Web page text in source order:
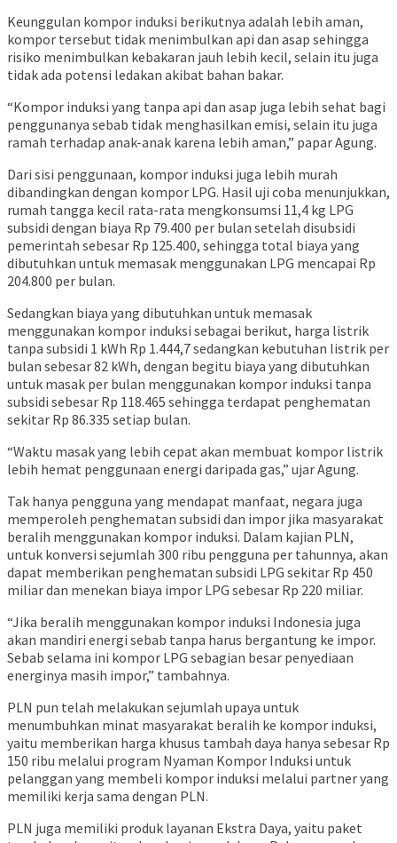
Keunggulan kompor induksi berikutnya adalah lebih aman,
kompor tersebut tidak menimbulkan api dan asap sehingga
risiko menimbulkan kebakaran jauh lebih kecil, selain itu juga
tidak ada potensi ledakan akibat bahan bakar.
“Kompor induksi yang tanpa api dan asap juga lebih sehat bagi
penggunanya sebab tidak menghasilkan emisi, selain itu juga
ramah terhadap anak-anak karena lebih aman,” papar Agung.
Dari sisi penggunaan, kompor induksi juga lebih murah
dibandingkan dengan kompor LPG. Hasil uji coba menunjukkan,
rumah tangga kecil rata-rata mengkonsumsi 11,4 kg LPG
subsidi dengan biaya Rp 79.400 per bulan setelah disubsidi
pemerintah sebesar Rp 125.400, sehingga total biaya yang
dibutuhkan untuk memasak menggunakan LPG mencapai Rp
204.800 per bulan.
Sedangkan biaya yang dibutuhkan untuk memasak
menggunakan kompor induksi sebagai berikut, harga listrik
tanpa subsidi 1 kWh Rp 1.444,7 sedangkan kebutuhan listrik per
bulan sebesar 82 kWh, dengan begitu biaya yang dibutuhkan
untuk masak per bulan menggunakan kompor induksi tanpa
subsidi sebesar Rp 118.465 sehingga terdapat penghematan
sekitar Rp 86.335 setiap bulan.
“Waktu masak yang lebih cepat akan membuat kompor listrik
lebih hemat penggunaan energi daripada gas,” ujar Agung.
Tak hanya pengguna yang mendapat manfaat, negara juga
memperoleh penghematan subsidi dan impor jika masyarakat
beralih menggunakan kompor induksi. Dalam kajian PLN,
untuk konversi sejumlah 300 ribu pengguna per tahunnya, akan
dapat memberikan penghematan subsidi LPG sekitar Rp 450
miliar dan menekan biaya impor LPG sebesar Rp 220 miliar.
“Jika beralih menggunakan kompor induksi Indonesia juga
akan mandiri energi sebab tanpa harus bergantung ke impor.
Sebab selama ini kompor LPG sebagian besar penyediaan
energinya masih impor,” tambahnya.
PLN pun telah melakukan sejumlah upaya untuk
menumbuhkan minat masyarakat beralih ke kompor induksi,
yaitu memberikan harga khusus tambah daya hanya sebesar Rp
150 ribu melalui program Nyaman Kompor Induksi untuk
pelanggan yang membeli kompor induksi melalui partner yang
memiliki kerja sama dengan PLN.
PLN juga memiliki produk layanan Ekstra Daya, yaitu paket